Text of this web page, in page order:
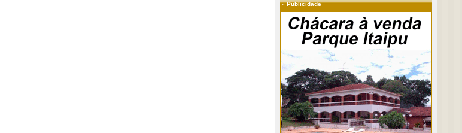
»Publicidade